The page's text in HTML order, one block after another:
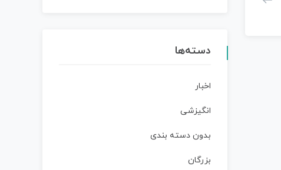
دسته‌ها
اخبار
انگیزشی
بدون دسته بندی
بزرگان